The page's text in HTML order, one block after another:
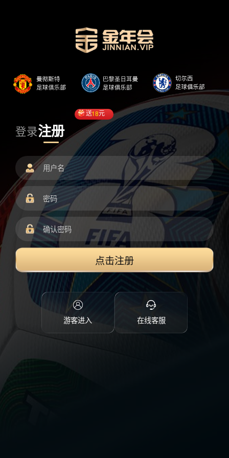
登录注册
送18元
点击注册
游客进入 在线客服